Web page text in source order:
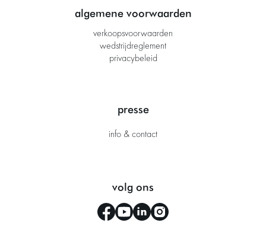
algemene voorwaarden
verkoopsvoorwaarden
wedstrijdreglement
privacybeleid
presse
info & contact
volg ons